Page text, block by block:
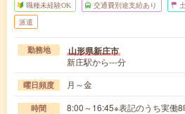
職種未経験OK 交通費別途支給あり
派遣
勤務地 山形県新庄市
新庄駅から---分
曜日頻度 月～金
時間 8:00～16:45※表記のうち実働8